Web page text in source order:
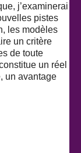
j’examinerai
pistes
les modèles
un critère
de toute
un réel
un avantage